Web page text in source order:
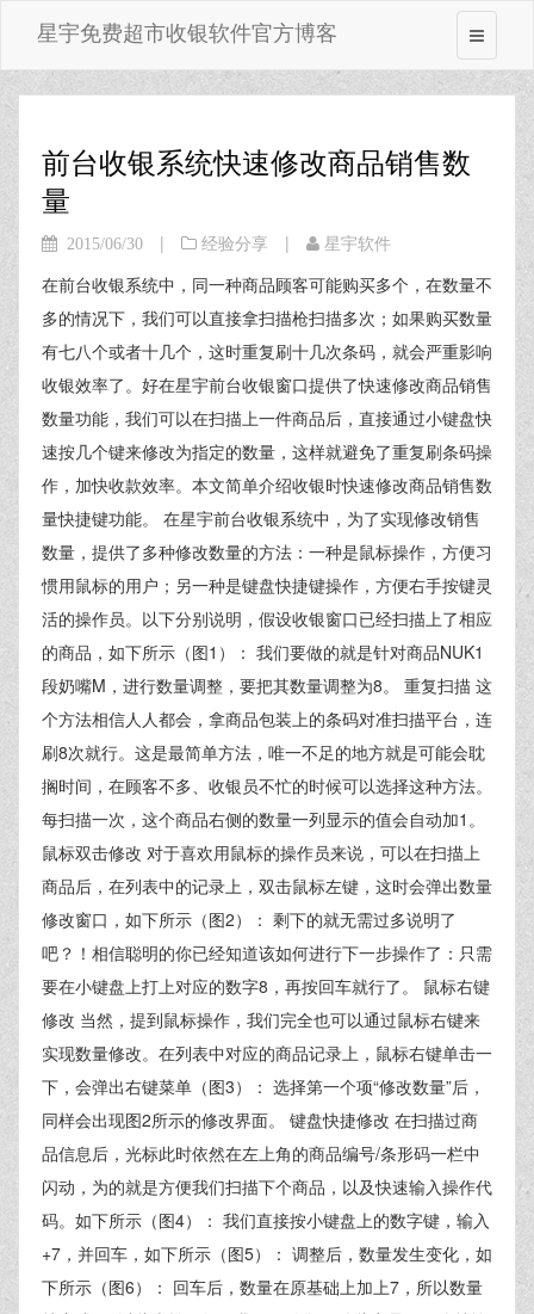
星宇免费超市收银软件官方博客
前台收银系统快速修改商品销售数
量
2015/06/30 | 经验分享 | 星宇软件
在前台收银系统中，同一种商品顾客可能购买多个，在数量不
多的情况下，我们可以直接拿扫描枪扫描多次；如果购买数量
有七八个或者十几个，这时重复刷十几次条码，就会严重影响
收银效率了。好在星宇前台收银窗口提供了快速修改商品销售
数量功能，我们可以在扫描上一件商品后，直接通过小键盘快
速按几个键来修改为指定的数量，这样就避免了重复刷条码操
作，加快收款效率。本文简单介绍收银时快速修改商品销售数
量快捷键功能。 在星宇前台收银系统中，为了实现修改销售
数量，提供了多种修改数量的方法：一种是鼠标操作，方便习
惯用鼠标的用户；另一种是键盘快捷键操作，方便右手按键灵
活的操作员。以下分别说明，假设收银窗口已经扫描上了相应
的商品，如下所示（图1）： 我们要做的就是针对商品NUK1
段奶嘴M，进行数量调整，要把其数量调整为8。 重复扫描 这
个方法相信人人都会，拿商品包装上的条码对准扫描平台，连
刷8次就行。这是最简单方法，唯一不足的地方就是可能会耽
搁时间，在顾客不多、收银员不忙的时候可以选择这种方法。
每扫描一次，这个商品右侧的数量一列显示的值会自动加1。
鼠标双击修改 对于喜欢用鼠标的操作员来说，可以在扫描上
商品后，在列表中的记录上，双击鼠标左键，这时会弹出数量
修改窗口，如下所示（图2）： 剩下的就无需过多说明了
吧？！相信聪明的你已经知道该如何进行下一步操作了：只需
要在小键盘上打上对应的数字8，再按回车就行了。 鼠标右键
修改 当然，提到鼠标操作，我们完全也可以通过鼠标右键来
实现数量修改。在列表中对应的商品记录上，鼠标右键单击一
下，会弹出右键菜单（图3）： 选择第一个项“修改数量”后，
同样会出现图2所示的修改界面。 键盘快捷修改 在扫描过商
品信息后，光标此时依然在左上角的商品编号/条形码一栏中
闪动，为的就是方便我们扫描下个商品，以及快速输入操作代
码。如下所示（图4）： 我们直接按小键盘上的数字键，输入
+7，并回车，如下所示（图5）： 调整后，数量发生变化，如
下所示（图6）： 回车后，数量在原基础上加上7，所以数量